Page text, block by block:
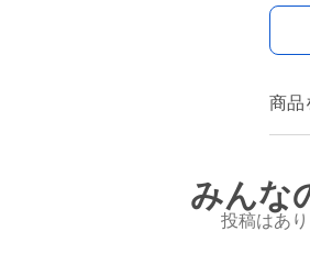
商品
みんな
投稿はあ